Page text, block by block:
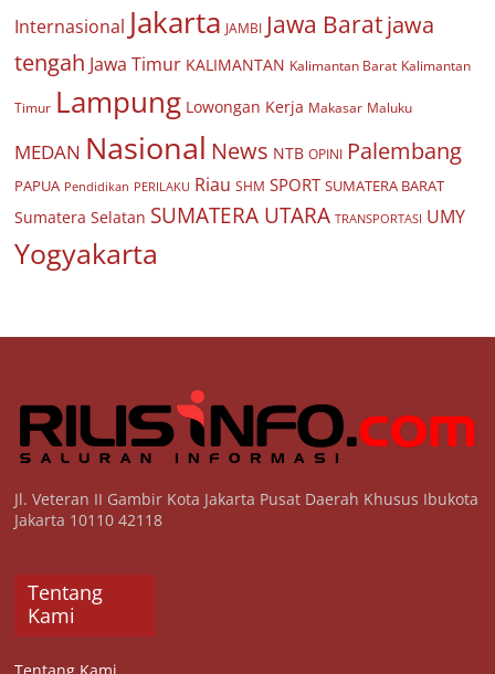
Internasional Jakarta JAMBI Jawa Baratjawa
tengah Jawa Timur KALIMANTAN Kalimantan Barat Kalimantan
Timur Lampung Lowongan Kerja Makasar Maluku
MEDAN Nasional News NTB OPINI Palembang
PAPUA Pendidikan PERILAKU Riau SHM SPORT SUMATERA BARAT
Sumatera Selatan SUMATERA UTARA TRANSPORTASI UMY
Yogyakarta
Jl. Veteran II Gambir Kota Jakarta Pusat Daerah Khusus Ibukota
Jakarta 10110 42118
Tentang
Kami